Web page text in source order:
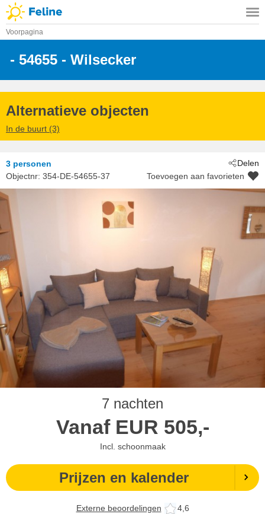
Voorpagina
- 54655 - Wilsecker
Alternatieve objecten
In de buurt (3)
Delen
3 personen
Objectnr: 354-DE-54655-37 Toevoegen aan favorieten
7 nachten
Vanaf EUR 505,-
Incl. schoonmaak
Prijzen en kalender
Externe beoordelingen 4,6